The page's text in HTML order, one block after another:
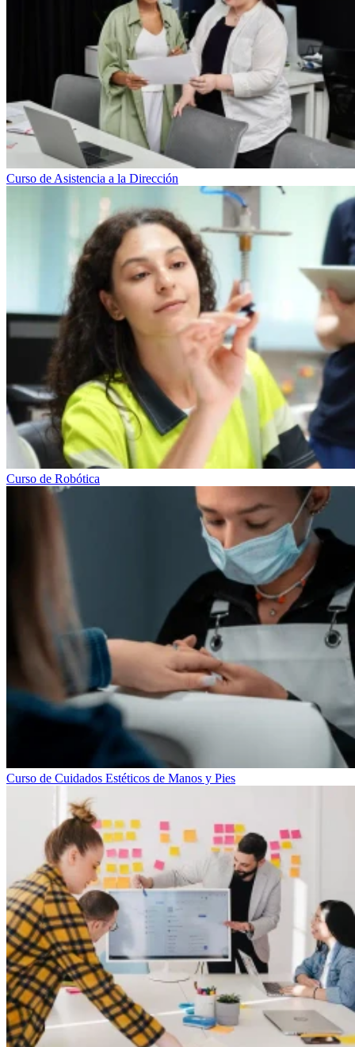
Curso de Asistencia a la Dirección
Curso de Robótica
Curso de Cuidados Estéticos de Manos y Pies